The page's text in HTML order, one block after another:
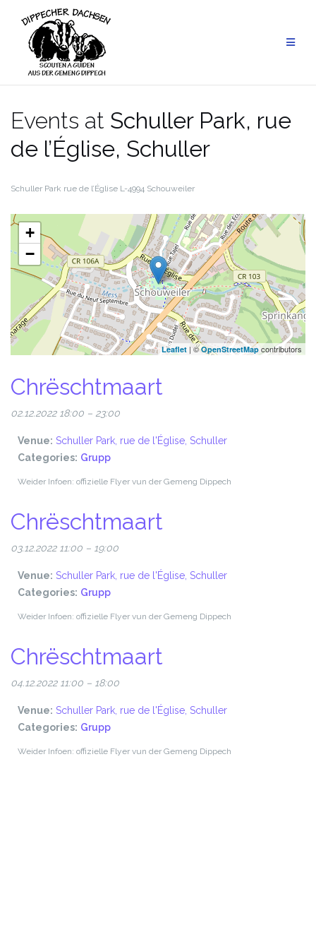
content
Events at Schuller Park, rue
de l’Église, Schuller
Schuller Park rue de l’Église L-4994 Schouweiler
+
−
Leaflet | ©OpenStreetMap contributors
Chrëschtmaart
02.12.2022 18:00 – 23:00
Venue: Schuller Park, rue de l'Église, Schuller
Categories: Grupp
Weider Infoen: offizielle Flyer vun der Gemeng Dippech
Chrëschtmaart
03.12.2022 11:00 – 19:00
Venue: Schuller Park, rue de l'Église, Schuller
Categories: Grupp
Weider Infoen: offizielle Flyer vun der Gemeng Dippech
Chrëschtmaart
04.12.2022 11:00 – 18:00
Venue: Schuller Park, rue de l'Église, Schuller
Categories: Grupp
Weider Infoen: offizielle Flyer vun der Gemeng Dippech